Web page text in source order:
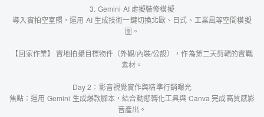
3. Gemini AI 虛擬裝修模擬
導入實拍空室照，運用 AI 生成技術一鍵切換北歐、日式、工業風等空間模擬
圖。
【回家作業】 實地拍攝目標物件（外觀/內裝/公設），作為第二天剪輯的實戰
素材。
Day 2：影音視覺實作與精準行銷曝光
焦點：運用 Gemini 生成爆款腳本，結合動態轉化工具與 Canva 完成高質感影
音產出。